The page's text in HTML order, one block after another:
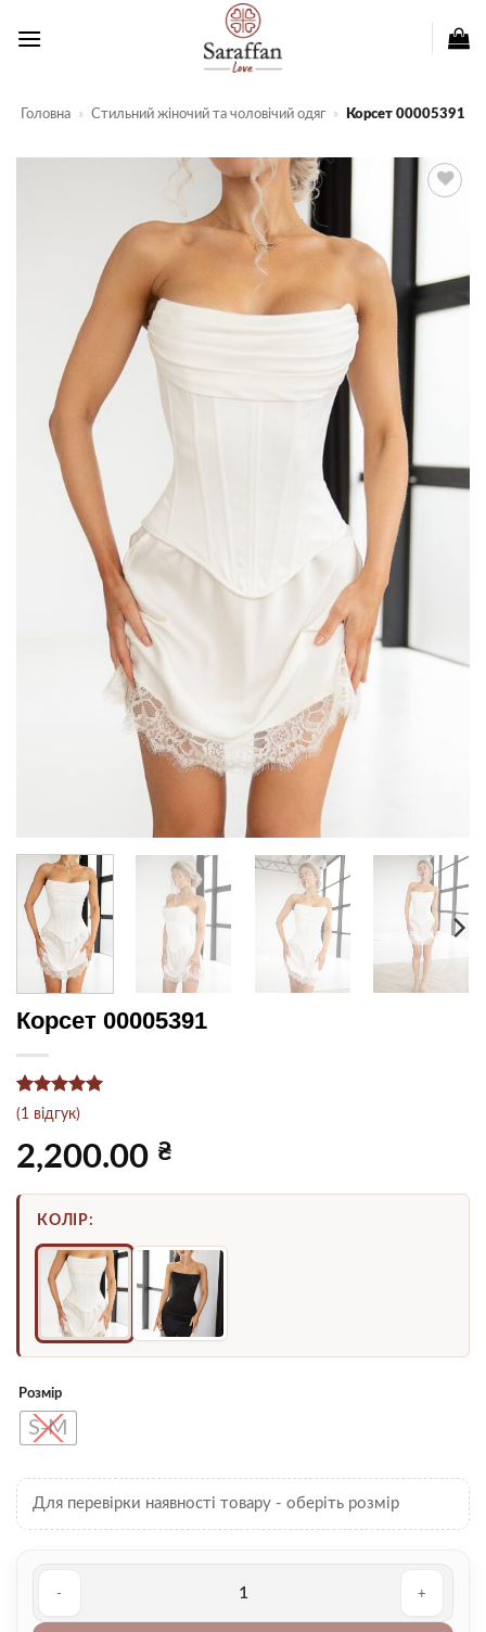
Головна » Стильний жіночий та чоловічий одяг » Корсет 00005391
Корсет 00005391
Рейтинг
з 5 на
основі
опитування
1
покупця
(1 відгук)
2,200.00 ₴
КОЛІР:
Розмір
S-M
Для перевірки наявності товару - оберіть розмір